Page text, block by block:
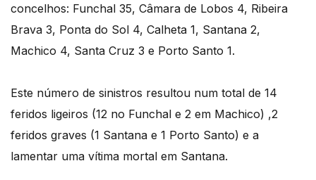
concelhos: Funchal 35, Câmara de Lobos 4, Ribeira
Brava 3, Ponta do Sol 4, Calheta 1, Santana 2,
Machico 4, Santa Cruz 3 e Porto Santo 1.
Este número de sinistros resultou num total de 14
feridos ligeiros (12 no Funchal e 2 em Machico) ,2
feridos graves (1 Santana e 1 Porto Santo) e a
lamentar uma vítima mortal em Santana.